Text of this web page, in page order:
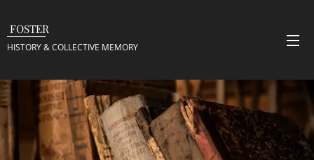
FOSTER
HISTORY & COLLECTIVE MEMORY